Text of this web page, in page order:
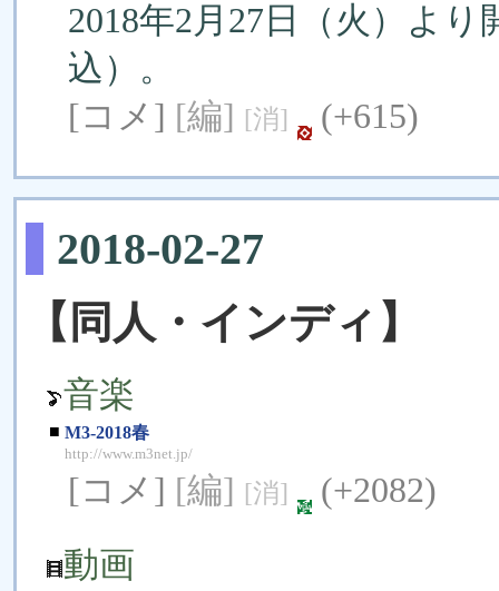
2018年2月27日（火）よ
込）。
[コメ] [編] [消] (+615)
2018-02-27
【同人・インディ】
音楽
■ M3-2018春
http://www.m3net.jp/
[コメ] [編] [消]
(+2082)
動画